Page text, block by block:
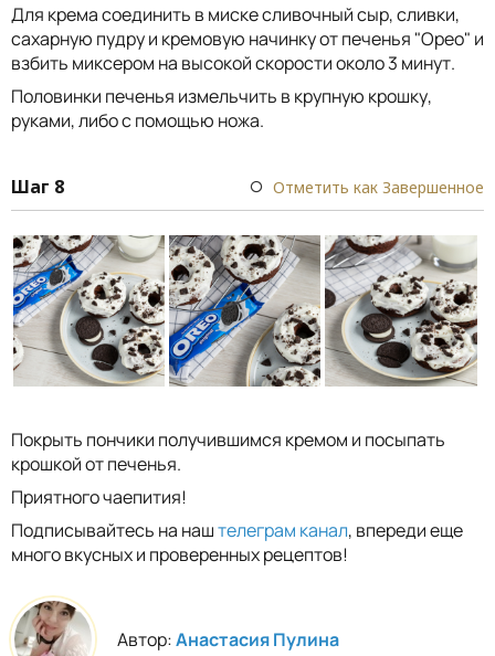
Для крема соединить в миске сливочный сыр, сливки,
сахарную пудру и кремовую начинку от печенья "Орео" и
взбить миксером на высокой скорости около 3 минут.
Половинки печенья измельчить в крупную крошку,
руками, либо с помощью ножа.
Шаг 8 Отметить как Завершенное
Покрыть пончики получившимся кремом и посыпать
крошкой от печенья.
Приятного чаепития!
Подписывайтесь на наштелеграм канал, впереди еще
много вкусных и проверенных рецептов!
Автор:Анастасия Пулина